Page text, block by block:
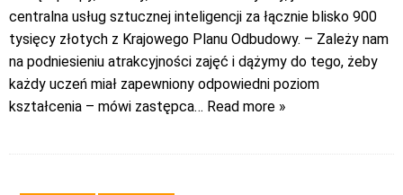
centralna usług sztucznej inteligencji za łącznie blisko 900
tysięcy złotych z Krajowego Planu Odbudowy. – Zależy nam
na podniesieniu atrakcyjności zajęć i dążymy do tego, żeby
każdy uczeń miał zapewniony odpowiedni poziom
kształcenia – mówi zastępca… Read more »